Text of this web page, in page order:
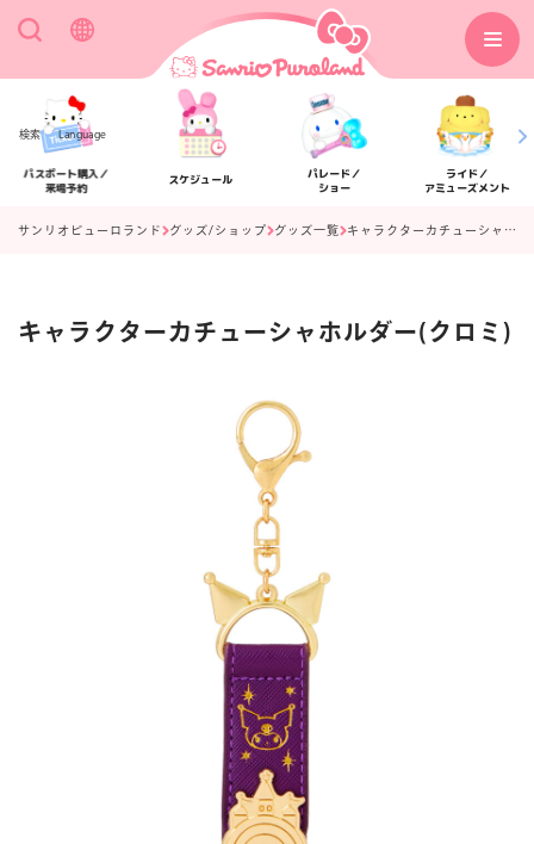
検索 Language
パスポート購入／
来場予約
スケジュール
パレード／
ショー
ライド／
アミューズメント
アクセス フロアマップ
サンリオピューロランド グッズ/ショップ グッズ一覧 キャラクターカチューシャホルダー(クロミ)
キャラクターカチューシャホルダー(クロミ)